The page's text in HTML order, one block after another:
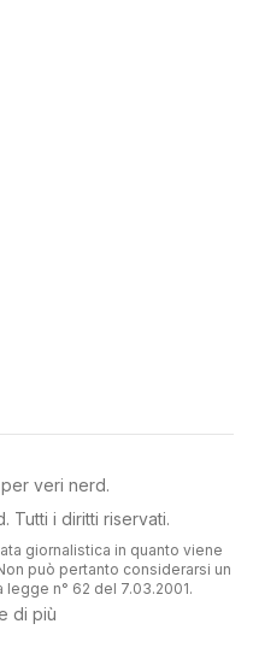
veri nerd.
. Tutti i diritti riservati.
giornalistica in quanto viene
può pertanto considerarsi un
n° 62 del 7.03.2001.
di più